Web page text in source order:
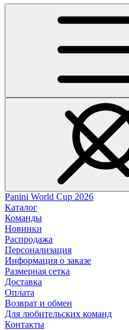
Panini World Cup 2026
Каталог
Команды
Новинки
Распродажа
Персонализация
Информация о заказе
Размерная сетка
Доставка
Оплата
Возврат и обмен
Для любительских команд
Контакты